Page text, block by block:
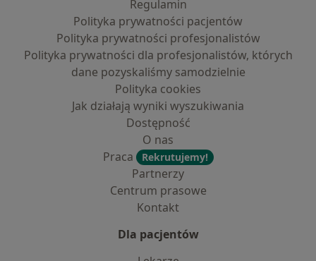
Regulamin
Polityka prywatności pacjentów
Polityka prywatności profesjonalistów
Polityka prywatności dla profesjonalistów, których
dane pozyskaliśmy samodzielnie
Polityka cookies
Jak działają wyniki wyszukiwania
Dostępność
O nas
Praca
Rekrutujemy!
Partnerzy
Centrum prasowe
Kontakt
Dla pacjentów